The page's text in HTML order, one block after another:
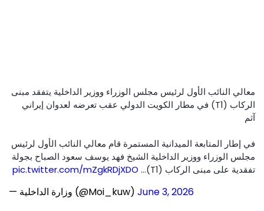
معالي النائب الأول لرئيس مجلس الوزراء ووزير الداخلية يتفقد مبنى
الركاب (T1) في مطار الكويت الدولي عقب تعرضه لعدوان إيراني
آثم
في إطار المتابعة الميدانية المستمرة قام معالي النائب الأول لرئيس
مجلس الوزراء ووزير الداخلية الشيخ فهد يوسف سعود الصباح بجولة
تفقدية على مبنى الركاب (T1)…
pic.twitter.com/mZgkRDjXDO
— وزارة الداخلية (@Moi_kuw)June 3, 2026